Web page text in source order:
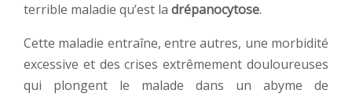
terrible maladie qu’est la drépanocytose.
Cette maladie entraîne, entre autres, une morbidité
excessive et des crises extrêmement douloureuses
qui plongent le malade dans un abyme de